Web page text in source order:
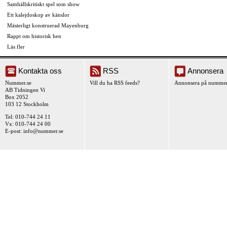
Samhällskritiskt spel som show
Ett kalejdoskop av känslor
Mästerligt konstruerad Mayenburg
Rappt om historisk hen
Läs fler
Kontakta oss
Nummer.se
AB Tidningen Vi
Box 2052
103 12 Stockholm
Tel: 010-744 24 11
Vx: 010-744 24 00
E-post: info@nummer.se
RSS
Vill du ha RSS feeds?
Annonsera
Annonsera på